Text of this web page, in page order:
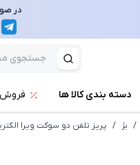
در
دسته بندی کالا ها فروش
/ بژ / پریز تلفن دو سوکت ویرا